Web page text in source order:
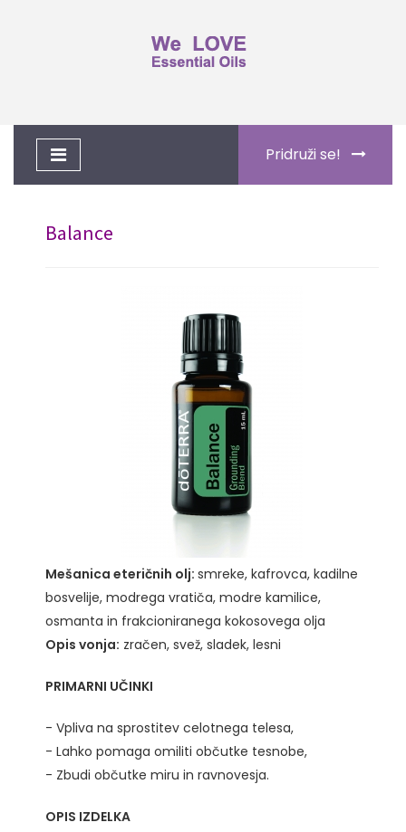
Pridruži se!
Toggle
navigation
Balance
Mešanica eteričnih olj: smreke, kafrovca, kadilne
bosvelije, modrega vratiča, modre kamilice,
osmanta in frakcioniranega kokosovega olja
Opis vonja: zračen, svež, sladek, lesni
PRIMARNI UČINKI
- Vpliva na sprostitev celotnega telesa,
- Lahko pomaga omiliti občutke tesnobe,
- Zbudi občutke miru in ravnovesja.
OPIS IZDELKA